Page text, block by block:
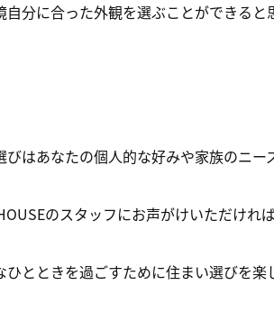
自分に合った外観を選ぶことができると
びはあなたの個人的な好みや家族のニー
のスタッフにお声がけいただけ
ひとときを過ごすために住まい選びを楽